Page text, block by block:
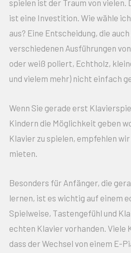
spielen ist der Traum von vielen.
ist eine Investition. Wie wähle
aus? Eine Entscheidung, die
verschiedenen Ausführungen
oder weiß poliert, Echtholz,
und vielem mehr) nicht einfach
Wenn Sie gerade erst
Kindern die Möglichkeit geben
Klavier zu spielen, empfehlen
mieten.
Besonders für Anfänger, die
lernen, ist es wichtig auf einem
Spielweise, Tastengefühl und
echten Klavier vorhanden. Viele
dass der Wechsel von einem E-